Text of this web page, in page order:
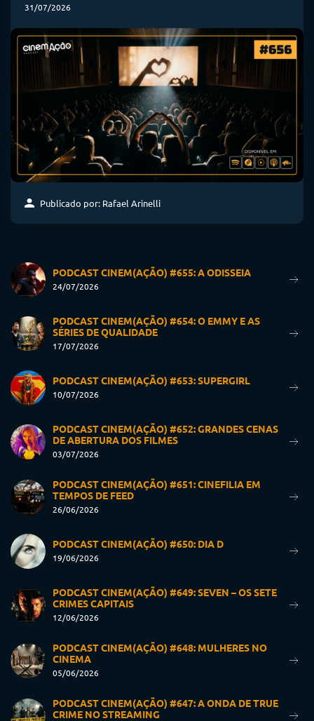
31/07/2026
Publicado por: Rafael Arinelli
PODCAST CINEM(AÇÃO) #655: A ODISSEIA
24/07/2026
PODCAST CINEM(AÇÃO) #654: O EMMY E AS
SÉRIES DE QUALIDADE
17/07/2026
PODCAST CINEM(AÇÃO) #653: SUPERGIRL
10/07/2026
PODCAST CINEM(AÇÃO) #652: GRANDES CENAS
DE ABERTURA DOS FILMES
03/07/2026
PODCAST CINEM(AÇÃO) #651: CINEFILIA EM
TEMPOS DE FEED
26/06/2026
PODCAST CINEM(AÇÃO) #650: DIA D
19/06/2026
PODCAST CINEM(AÇÃO) #649: SEVEN – OS SETE
CRIMES CAPITAIS
12/06/2026
PODCAST CINEM(AÇÃO) #648: MULHERES NO
CINEMA
05/06/2026
PODCAST CINEM(AÇÃO) #647: A ONDA DE TRUE
CRIME NO STREAMING